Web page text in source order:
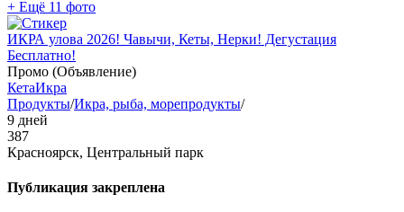
+ Ещё 11 фото
ИКРА улова 2026! Чавычи, Кеты, Нерки! Дегустация
Бесплатно!
Промо (Объявление)
КетаИкра
Продукты/Икра, рыба, морепродукты/
9 дней
387
Красноярск, Центральный парк
Публикация закреплена